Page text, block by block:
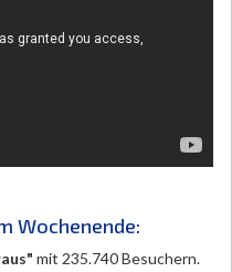
Wochenende:
mit 235.740 Besuchern.